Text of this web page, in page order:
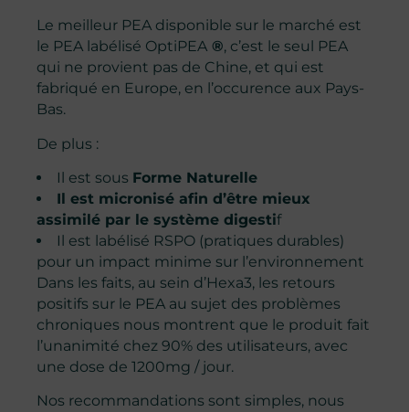
Le meilleur PEA disponible sur le marché est
le PEA labélisé OptiPEA ®, c’est le seul PEA
qui ne provient pas de Chine, et qui est
fabriqué en Europe, en l’occurence aux Pays-
Bas.
De plus :
Il est sous Forme Naturelle
Il est micronisé afin d’être mieux
assimilé par le système digestif
Il est labélisé RSPO (pratiques durables)
pour un impact minime sur l’environnement
Dans les faits, au sein d’Hexa3, les retours
positifs sur le PEA au sujet des problèmes
chroniques nous montrent que le produit fait
l’unanimité chez 90% des utilisateurs, avec
une dose de 1200mg / jour.
Nos recommandations sont simples, nous